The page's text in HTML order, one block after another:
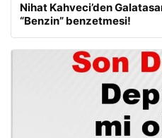
Nihat Kahveci’den
“Benzin” benzetmesi!